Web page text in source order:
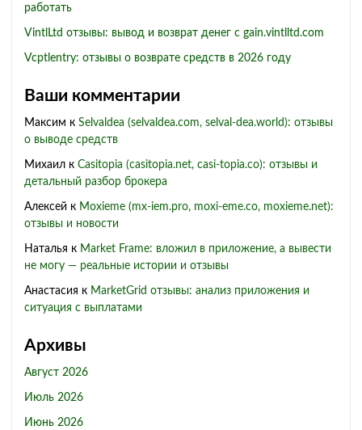
работать
VintlLtd отзывы: вывод и возврат денег с gain.vintlltd.com
Vcptlentry: отзывы о возврате средств в 2026 году
Ваши комментарии
Максим к Selvaldea (selvaldea.com, selval-dea.world): отзывы
о выводе средств
Михаил к Casitopia (casitopia.net, casi-topia.co): отзывы и
детальный разбор брокера
Алексей к Moxieme (mx-iem.pro, moxi-eme.co, moxieme.net):
отзывы и новости
Наталья к Market Frame: вложил в приложение, а вывести
не могу — реальные истории и отзывы
Анастасия к MarketGrid отзывы: анализ приложения и
ситуация с выплатами
Архивы
Август 2026
Июль 2026
Июнь 2026